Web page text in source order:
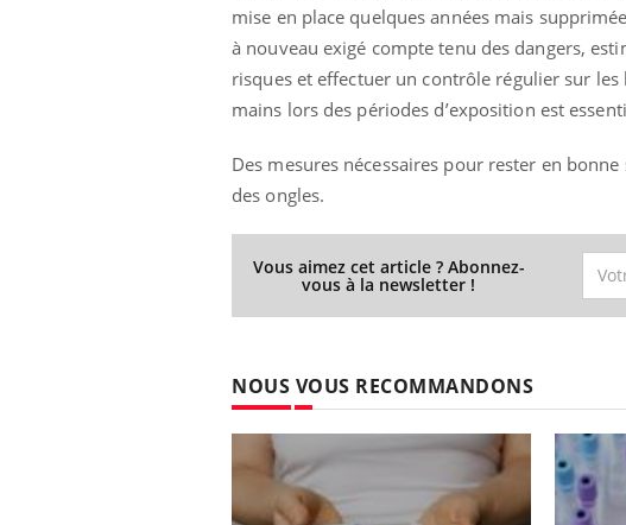
mise en place quelques années mais
à nouveau exigé compte tenu des dangers,
risques et effectuer un contrôle régulier sur
mains lors des périodes d’exposition est
Des mesures nécessaires pour rester en
des ongles.
Vous aimez cet article ? Abonnez-
vous à la newsletter !
NOUS VOUS RECOMMANDONS